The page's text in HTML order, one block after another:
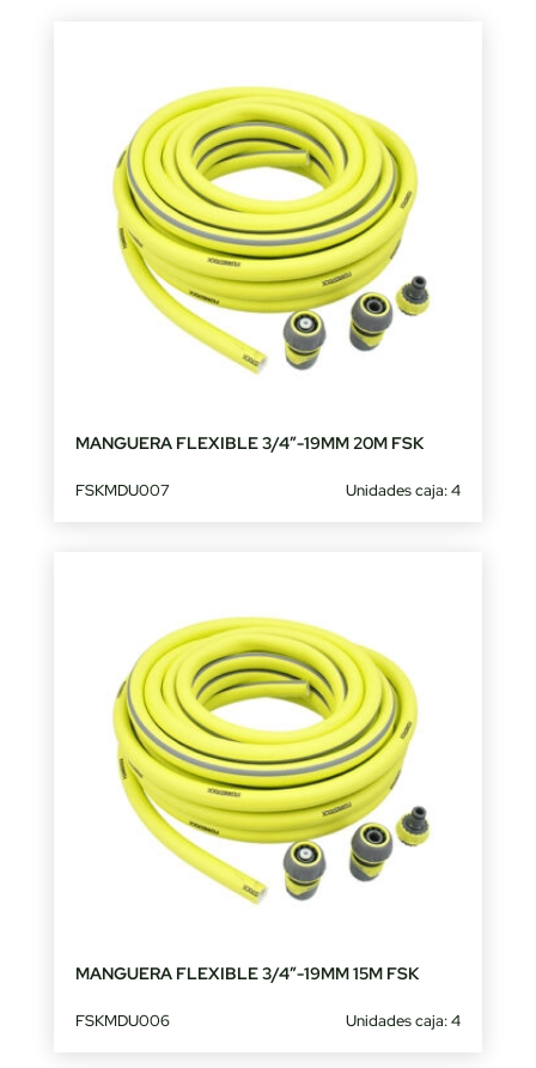
MANGUERA FLEXIBLE 3/4″-19MM 20M FSK
FSKMDU007 Unidades caja: 4
MANGUERA FLEXIBLE 3/4″-19MM 15M FSK
FSKMDU006 Unidades caja: 4